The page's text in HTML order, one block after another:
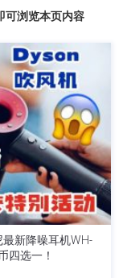
可浏览本页内容
新降噪耳机WH-
四选一！